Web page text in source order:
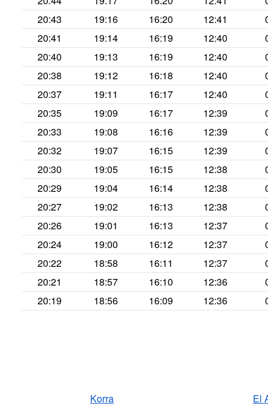
12:41
16:20
19:16
20:43
12:40
16:19
19:14
20:41
12:40
16:19
19:13
20:40
12:40
16:18
19:12
20:38
12:40
16:17
19:11
20:37
12:39
16:17
19:09
20:35
12:39
16:16
19:08
20:33
12:39
16:15
19:07
20:32
12:38
16:15
19:05
20:30
12:38
16:14
19:04
20:29
12:38
16:13
19:02
20:27
12:37
16:13
19:01
20:26
12:37
16:12
19:00
20:24
12:37
16:11
18:58
20:22
12:36
16:10
18:57
20:21
12:36
16:09
18:56
20:19
El
Korra